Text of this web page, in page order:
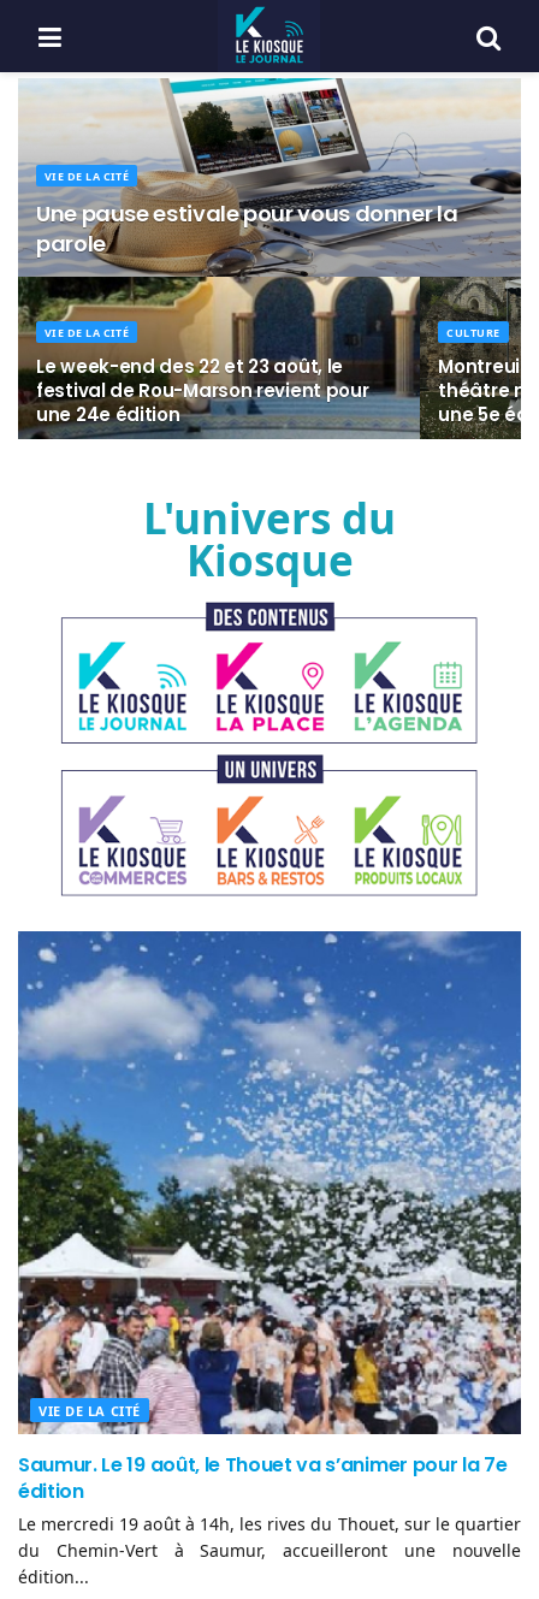
VIE DE LA CITÉ
Une pause estivale pour vous donner la
parole
VIE DE LA CITÉ
Le week-end des 22 et 23 août, le
festival de Rou-Marson revient pour
une 24e édition
CULTURE
Montreuil-
théâtre
une 5e
L'univers du
Kiosque
VIE DE LA CITÉ
Saumur. Le 19 août, le Thouet va s’animer pour la 7e
édition
Le mercredi 19 août à 14h, les rives du Thouet, sur le quartier
du Chemin-Vert à Saumur, accueilleront une nouvelle
édition...